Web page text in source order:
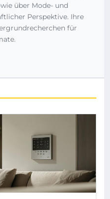
über Mode- und
Perspektive. Ihre
für